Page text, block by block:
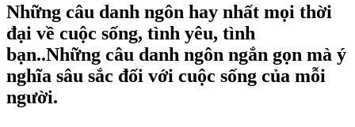
Những câu danh ngôn hay nhất mọi thời
đại về cuộc sống, tình yêu, tình
bạn..Những câu danh ngôn ngắn gọn mà ý
nghĩa sâu sắc đối với cuộc sống của mỗi
người.